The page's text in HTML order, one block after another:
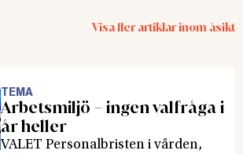
Visa fler artiklar inom åsikt
TEMA
Arbetsmiljö – ingen valfråga i
år heller
VALET Personalbristen i vården,